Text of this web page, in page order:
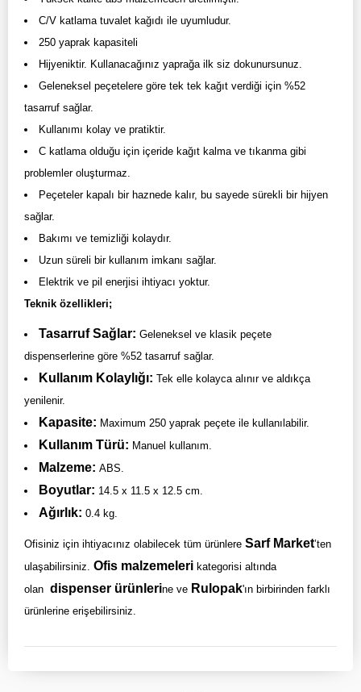
C/V katlama tuvalet kağıdı ile uyumludur.
250 yaprak kapasiteli
Hijyeniktir. Kullanacağınız yaprağa ilk siz dokunursunuz.
Geleneksel peçetelere göre tek tek kağıt verdiği için %52
tasarruf sağlar.
Kullanımı kolay ve pratiktir.
C katlama olduğu için içeride kağıt kalma ve tıkanma gibi
problemler oluşturmaz.
Peçeteler kapalı bir haznede kalır, bu sayede sürekli bir hijyen
sağlar.
Bakımı ve temizliği kolaydır.
Uzun süreli bir kullanım imkanı sağlar.
Elektrik ve pil enerjisi ihtiyacı yoktur.
Teknik özellikleri;
Tasarruf Sağlar: Geleneksel ve klasik peçete
dispenserlerine göre %52 tasarruf sağlar.
Kullanım Kolaylığı: Tek elle kolayca alınır ve aldıkça
yenilenir.
Kapasite: Maximum 250 yaprak peçete ile kullanılabilir.
Kullanım Türü: Manuel kullanım.
Malzeme: ABS.
Boyutlar: 14.5 x 11.5 x 12.5 cm.
Ağırlık: 0.4 kg.
Ofisiniz için ihtiyacınız olabilecek tüm ürünlere Sarf Market’ten
ulaşabilirsiniz. Ofis malzemeleri kategorisi altında
olan dispenser ürünlerine ve Rulopak'ın birbirinden farklı
ürünlerine erişebilirsiniz.